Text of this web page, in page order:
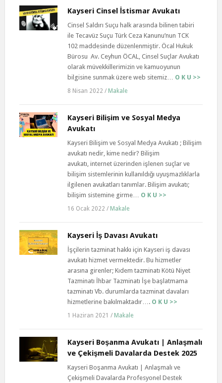
Kayseri Cinsel İstismar Avukatı
Cinsel Saldırı Suçu halk arasında bilinen tabiri
ile Tecavüz Suçu Türk Ceza Kanunu’nun TCK
102 maddesinde düzenlenmiştir. Öcal Hukuk
Bürosu Av. Ceyhun ÖCAL, Cinsel Suçlar Avukatı
olarak müvekkillerimizin ve kamuoyunun
bilgisine sunmak üzere web sitemiz… O K U >>
8 Nisan 2022 / Makale
Kayseri Bilişim ve Sosyal Medya
Avukatı
Kayseri Bilişim ve Sosyal Medya Avukatı ; Bilişim
avukatı nedir, kime nedir? Bilişim
avukatı, internet üzerinden işlenen suçlar ve
bilişim sistemlerinin kullanıldığı uyuşmazlıklarla
ilgilenen avukatları tanımlar. Bilişim avukatı;
bilişim sistemine girme… O K U >>
16 Ocak 2022 / Makale
Kayseri İş Davası Avukatı
İşçilerin tazminat hakkı için Kayseri iş davası
avukatı hizmet vermektedir. Bu hizmetler
arasına girenler; Kıdem tazminatı Kötü Niyet
Tazminatı İhbar Tazminatı İşe başlatmama
tazminatı Vb. durumlarda tazminat davaları
hizmetlerine bakılmaktadır…. O K U >>
1 Haziran 2021 / Makale
Kayseri Boşanma Avukatı | Anlaşmalı
ve Çekişmeli Davalarda Destek 2025
Kayseri Boşanma Avukatı | Anlaşmalı ve
Çekişmeli Davalarda Profesyonel Destek